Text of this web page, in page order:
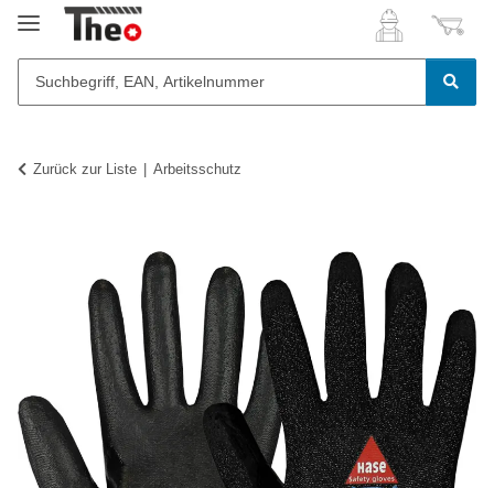
Zurück zur Liste Arbeitsschutz